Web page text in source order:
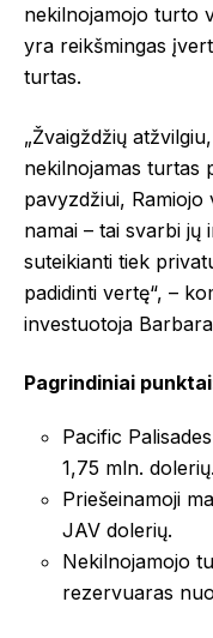
nekilnojamojo turto
yra reikšmingas
turtas.
„Žvaigždžių
nekilnojamas turtas
pavyzdžiui,
namai – tai svarbi jų
suteikianti tiek
padidinti vertę“, –
investuotoja
Pagrindiniai
Pacific
1,75 mln. dolerių.
Priešeinamoji
JAV dolerių.
Nekilnojamojo
rezervuaras